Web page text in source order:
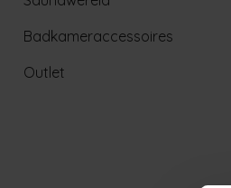
Badkameraccessoires
Outlet